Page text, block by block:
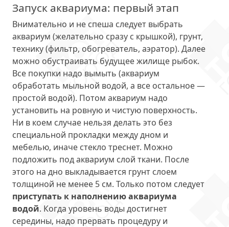
Запуск аквариума: первый этап
Внимательно и не спеша следует выбрать
аквариум (желательно сразу с крышкой), грунт,
технику (фильтр, обогреватель, аэратор). Далее
можно обустраивать будущее жилище рыбок.
Все покупки надо вымыть (аквариум
обработать мыльной водой, а все остальное —
простой водой). Потом аквариум надо
установить на ровную и чистую поверхность.
Ни в коем случае нельзя делать это без
специальной прокладки между дном и
мебелью, иначе стекло треснет. Можно
подложить под аквариум слой ткани. После
этого на дно выкладывается грунт слоем
толщиной не менее 5 см. Только потом следует
приступать к наполнению аквариума
водой. Когда уровень воды достигнет
середины, надо прервать процедуру и